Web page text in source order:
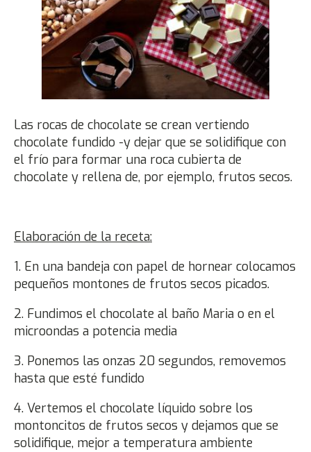
Las rocas de chocolate se crean vertiendo
chocolate fundido -y dejar que se solidifique con
el frío para formar una roca cubierta de
chocolate y rellena de, por ejemplo, frutos secos.
Elaboración de la receta:
1. En una bandeja con papel de hornear colocamos
pequeños montones de frutos secos picados.
2. Fundimos el chocolate al baño Maria o en el
microondas a potencia media
3. Ponemos las onzas 20 segundos, removemos
hasta que esté fundido
4. Vertemos el chocolate líquido sobre los
montoncitos de frutos secos y dejamos que se
solidifique, mejor a temperatura ambiente